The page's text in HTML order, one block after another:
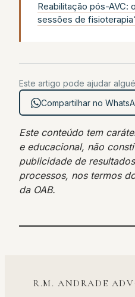
Reabilitação pós-AVC:
sessões de
Este artigo pode ajudar
Compartilhar no
Este conteúdo tem
e educacional, não
publicidade de
processos, nos termos
da OAB.
R.M. ANDRADE